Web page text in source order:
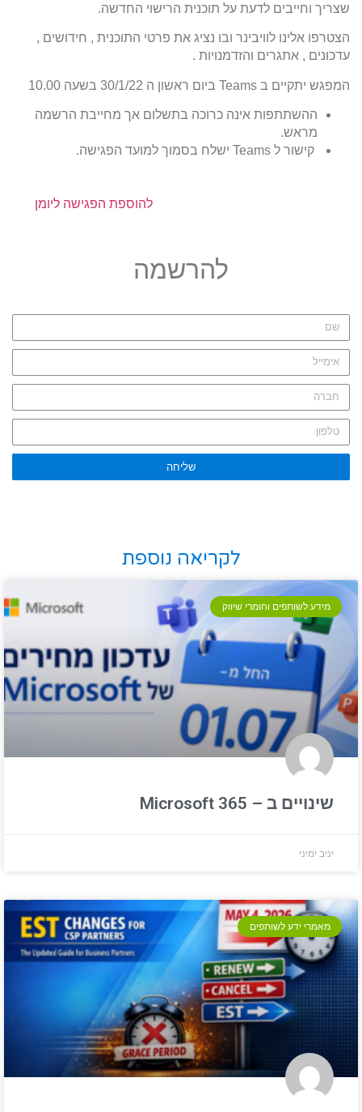
שצריך וחייבים לדעת על תוכנית הרישוי החדשה.
הצטרפו אלינו לוויבינר ובו נציג את פרטי התוכנית , חידושים ,
עדכונים , אתגרים והזדמנויות .
המפגש יתקיים ב Teams ביום ראשון ה 30/1/22 בשעה 10.00
ההשתתפות אינה כרוכה בתשלום אך מחייבת הרשמה
מראש.
קישור ל Teams ישלח בסמוך למועד הפגישה.
להוספת הפגישה ליומן
להרשמה
שליחה
לקריאה נוספת
מידע לשותפים וחומרי שיווק
שינויים ב – Microsoft 365
יניב ימיני
מאמרי ידע לשותפים